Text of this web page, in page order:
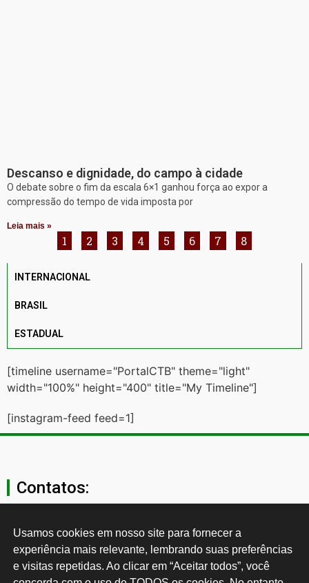
Descanso e dignidade, do campo à cidade
O debate sobre o fim da escala 6×1 ganhou força ao expor a
compressão do tempo de vida imposta por
Leia mais »
1 2 3 4 5 6 7 8
INTERNACIONAL
BRASIL
ESTADUAL
[timeline username="PortalCTB" theme="light"
width="100%" height="400" title="My Timeline"]
[instagram-feed feed=1]
Contatos:
secgeral@ctb.org.br
11 3874-0040
Usamos cookies em nosso site para fornecer a
experiência mais relevante, lembrando suas preferências
e visitas repetidas. Ao clicar em “Aceitar todos”, você